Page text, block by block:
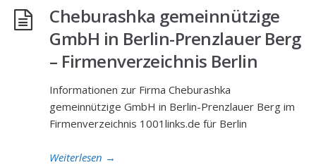
Cheburashka gemeinnützige
GmbH in Berlin-Prenzlauer Berg
– Firmenverzeichnis Berlin
Informationen zur Firma Cheburashka
gemeinnützige GmbH in Berlin-Prenzlauer Berg im
Firmenverzeichnis 1001links.de für Berlin
Weiterlesen →